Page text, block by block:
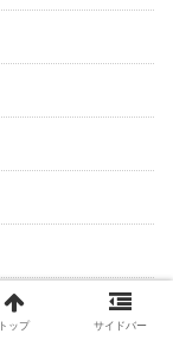
トップ サイドバー